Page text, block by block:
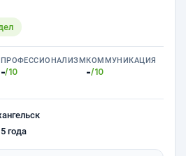
ПРОФЕССИОНАЛИЗМ
-/10
КОММУНИКАЦИЯ
-/10
года